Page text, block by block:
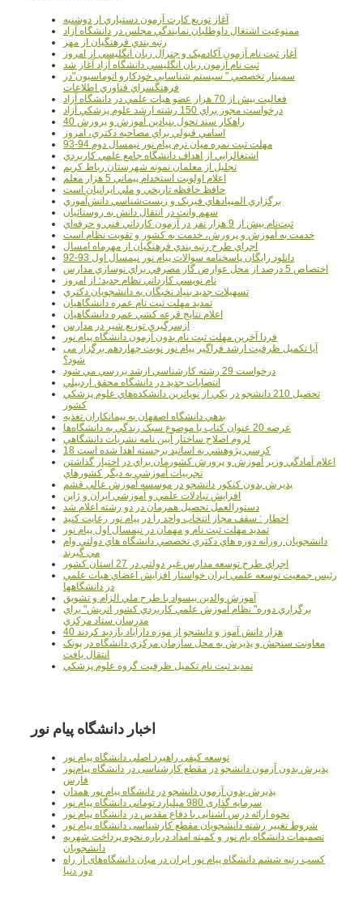
آغاز توزيع کارت آزمون دستياري از دوشنبه
ممنوعيت اشتغال داوطلبان نمايندگي مجلس در دانشگاه آزاد
رتبه بندي فرهنگيان از مهر
آغاز ثبت نام آزمون آکادميک و جنرال زبان انگليسي از امروز
ثبت نام آزمون زبان انگليسي دانشگاه آزاد آغاز شد
سمينار تخصصي " سيستم شناسايي خودکارو اتوماسيون"در
فرهنگسراي فناوري اطلاعات
فعاليت بيش از 70 هزار عضو هيات علمي در دانشگاه آزاد
درخواست مجوز براي 150 رشته ارشد علوم پزشکي آزاد
40 راهکار سند تحول بنيادين آموزش و پرورش
اسامي قبولي براي مصاحبه دکتري، امروز
مهلت ثبت نمره میان ترم پیام نور نیمسال دوم 94-93
اشتغالزايي از اهداف دانشگاه جامع علمي کاربردي
تجليل از معلمان نمونه شهرستان رباط کريم
اعلام اولويت استخدام پيماني 5 هزار معلم
حافظ حافظه تاريخي و ملي ايرانيان است
برگزاري المپيادهاي فيزيک و زيست‌شناسي دانش‌آموزي
سهم وانت در انتقال دانش به روستائيان
ثبت‌نام بيش از 9 هزار نفر در آزمون کارداني فني و حرفه‌اي
خدمت به آموزش و پرورش، خدمت به کشور و تقويت نظام است
اجراي طرح رتبه بندي فرهنگيان از مهرماه امسال
دانلود رایگان پاسخنامه سوالات پیام نور نیمسال اول 93-92
اختصاص 5 درصد از محل عوارض گاز مصرفي براي نوسازي مدارس
نام نويسي کارداني نظام جديد؛ از امروز
تسهيلات جديد بنياد نخبگان به دانشجويان دکتري
تمديد مهلت ثبت نام عمره دانشگاهيان
اعلام نتايج قرعه کشي عمره دانشگاهيان
ازسرگيري توزيع شير در مدارس
فردا آخرین مهلت ثبت نام بدون آزمون دانشگاه پیام نور
آیا تکمیل ظرفیت ارشد فراگیر پیام نور نوبت چهاردهم برگزار می
شود؟
درخواست 29 رشته کارشناسي ارشد بررسي مي شود
انتصابات جديد در دانشگاه محقق اردبيلي
تحصيل 210 دانشجو در يکي از نوپاترين دانشکده‌هاي علوم پزشکي
کشور
بدهي دانشگاه اصفهان به پيمانکاران تغذيه
عرضه 20 عنوان کتاب با موضوع سبک زندگي به دانشگاه‌ها
لزوم اصلاح ساختار آيين نامه نشريات دانشگاهي
18 کرسي پژوهشي به اساتيد برجسته اهدا شده است
اعلام آمادگي وزير آموزش و پرورش کشورمان براي در اختيار گذاشتن
تجربيات آموزشي به ديگر کشورهاي
پذيرش بدون کنکور دانشجو در موسسه آموزش عالي قشم
افزايش تبادلات علمي و آموزشي ايران و ژاپن
دستورالعمل تحصیل همزمان در دو رشته اعلام شد
اخطار : سقف مجاز انتخاب واحد را در پیام نور رعایت کنید
تمدید مهلت ثبت نام و مهمان در نیمسال اول پیام نور
دانشجويان روزانه دوره هاي دكتري تخصصي دانشگاه هاي دولتي وام
مي گيرند
اجراي طرح توسعه مدارس غير دولتي در 27 استان کشور
رئيس جمعيت توسعه علمي ايران خواستار افزايش اعضاي هيات علمي
در دانشگاهها
آموزش والدين بيسواد با طرح ملي الزام و تشويق
برگزاري دوره" نظام آموزش علمي كاربردي كشور اتريش" براي
مدرسان ستاد مرکزي
40 هزار دانش آموز و دانشجو از موزه دارآباد بازديد کردند
معاونت سنجش و پذيرش به محل سازمان مرکزي دانشگاه در پونک
انتقال يافت
تمديد ثبت نام تکميل ظرفيت گروه علوم پزشکي
اخبار دانشگاه پیام نور
توسعه کیفی راهبرد اصلی دانشگاه پیام نور
پذیرش بدون آزمون دانشجو در مقطع کارشناسی در دانشگاه پیام‌نور
فارس
پذیرش بدون آزمون دانشجو در دانشگاه پیام نور همدان
سرمایه گذاری 980 میلیارد تومانی دانشگاه پیام نور
نحوه ارائه درس آشنایی با دفاع مقدس در دانشگاه پیام نور
شروط تغییر رشته دانشجویان مقطع کارشناسی دانشگاه پیام نور
تصمیمات دانشگاه یام نور و کمیته امداد درباره نحوه پرداخت شهریه
دانشجویان
کسب رتبه ششم دانشگاه پیام نور ایران در میان دانشگاه‌های از راه
دور دنیا